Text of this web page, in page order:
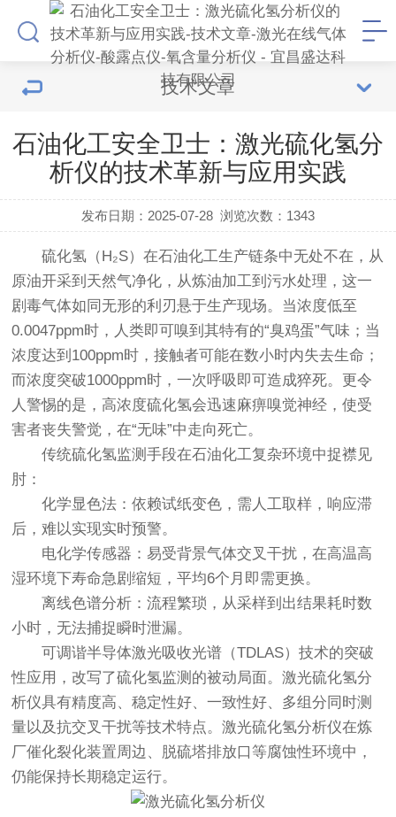
技术文章
石油化工安全卫士：激光硫化氢分
析仪的技术革新与应用实践
发布日期：2025-07-28 浏览次数： 1343
硫化氢（H₂S）在石油化工生产链条中无处不在，从
原油开采到天然气净化，从炼油加工到污水处理，这一
剧毒气体如同无形的利刃悬于生产现场。当浓度低至
0.0047ppm时，人类即可嗅到其特有的“臭鸡蛋”气味；当
浓度达到100ppm时，接触者可能在数小时内失去生命；
而浓度突破1000ppm时，一次呼吸即可造成猝死。更令
人警惕的是，高浓度硫化氢会迅速麻痹嗅觉神经，使受
害者丧失警觉，在“无味”中走向死亡。
传统硫化氢监测手段在石油化工复杂环境中捉襟见
肘：
化学显色法：依赖试纸变色，需人工取样，响应滞
后，难以实现实时预警。
电化学传感器：易受背景气体交叉干扰，在高温高
湿环境下寿命急剧缩短，平均6个月即需更换。
离线色谱分析：流程繁琐，从采样到出结果耗时数
小时，无法捕捉瞬时泄漏。
可调谐半导体激光吸收光谱（TDLAS）技术的突破
性应用，改写了硫化氢监测的被动局面。激光硫化氢分
析仪具有精度高、稳定性好、一致性好、多组分同时测
量以及抗交叉干扰等技术特点。激光硫化氢分析仪在炼
厂催化裂化装置周边、脱硫塔排放口等腐蚀性环境中，
仍能保持长期稳定运行。